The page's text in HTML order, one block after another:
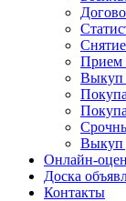
Прием
Выкуп
Выкуп
Онлайн-
Доска
Контакты